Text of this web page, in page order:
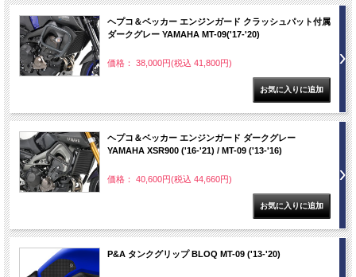
ヘプコ＆ベッカー エンジンガード クラッシュパット付属
ダークグレー YAMAHA MT-09('17-'20)
価格： 38,000円(税込 41,800円)
ヘプコ＆ベッカー エンジンガード ダークグレー
YAMAHA XSR900 ('16-'21) / MT-09 ('13-'16)
価格： 40,600円(税込 44,660円)
P&A タンクグリップ BLOQ MT-09 ('13-'20)